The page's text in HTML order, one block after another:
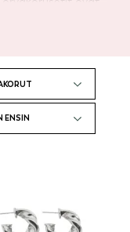
kun taas
minkä
sopivan parin.
tapahtuma tai